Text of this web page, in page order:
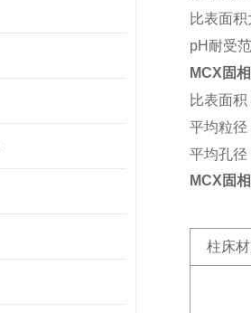
比表面积
pH耐受
MCX固
比表面
平均粒径
平均孔径
MCX固
柱床